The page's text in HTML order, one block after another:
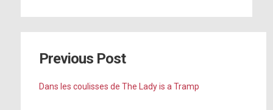
Previous Post
Dans les coulisses de The Lady is a Tramp